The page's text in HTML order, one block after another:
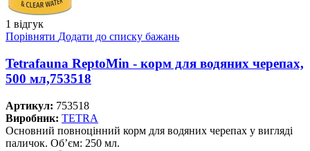
1 відгук
Порівняти Додати до списку бажань
Tetrafauna ReptoMin - корм для водяних черепах,
500 мл,753518
Артикул: 753518
Виробник: TETRA
Основний повноцінний корм для водяних черепах у вигляді
паличок. Об’єм: 250 мл.